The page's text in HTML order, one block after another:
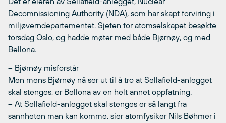
Decomnissioning Authority (NDA), som har skapt forviring i
miljøverndepartementet. Sjefen for atomselskapet besøkte
torsdag Oslo, og hadde møter med både Bjørnøy, og med
Bellona.
– Bjørnøy misforstår
Men mens Bjørnøy nå ser ut til å tro at Sellafield-anlegget
skal stenges, er Bellona av en helt annet oppfatning.
– At Sellafield-anlegget skal stenges er så langt fra
sannheten man kan komme, sier atomfysiker Nils Bøhmer i